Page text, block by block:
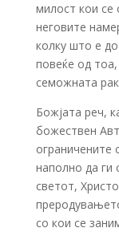
милост кои се
неговите
колку што е
повеќе од
семожната
Божјата реч,
божествен
ограничените
наполно да ги
светот,
со кои се